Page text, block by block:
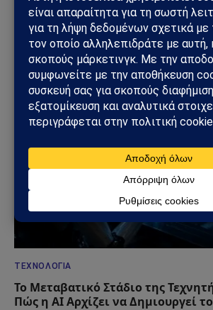
OpenAI υπό πολιορκία στις ΗΠΑ –
ερευνούν το ChatGPT για
δεδομένα και εθισμό χρηστών
15/06/2026
ΤΕΧΝΟΛΟΓΊΑ
Το Μεταβατικό Στάδιο της
Πώς η AI Αρχίζει να Δημιουργεί